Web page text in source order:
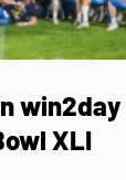
win2day
XLI